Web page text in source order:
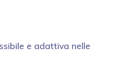
e adattiva nelle